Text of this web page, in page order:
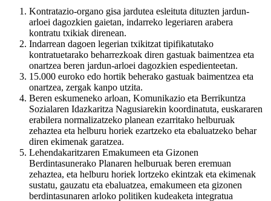
Kontratazio-organo gisa jardutea esleituta dituzten jardun-
arloei dagozkien gaietan, indarreko legeriaren arabera
kontratu txikiak direnean.
Indarrean dagoen legerian txikitzat tipifikatutako
kontratuetarako beharrezkoak diren gastuak baimentzea eta
onartzea beren jardun-arloei dagozkien espedienteetan.
15.000 euroko edo hortik beherako gastuak baimentzea eta
onartzea, zergak kanpo utzita.
Beren eskumeneko arloan, Komunikazio eta Berrikuntza
Sozialaren Idazkaritza Nagusiarekin koordinatuta, euskararen
erabilera normalizatzeko planean ezarritako helburuak
zehaztea eta helburu horiek ezartzeko eta ebaluatzeko behar
diren ekimenak garatzea.
Lehendakaritzaren Emakumeen eta Gizonen
Berdintasunerako Planaren helburuak beren eremuan
zehaztea, eta helburu horiek lortzeko ekintzak eta ekimenak
sustatu, gauzatu eta ebaluatzea, emakumeen eta gizonen
berdintasunaren arloko politiken kudeaketa integratua